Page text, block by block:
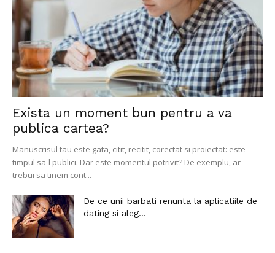
Exista un moment bun pentru a va
publica cartea?
Manuscrisul tau este gata, citit, recitit, corectat si proiectat: este
timpul sa-l publici. Dar este momentul potrivit? De exemplu, ar
trebui sa tinem cont...
De ce unii barbati renunta la aplicatiile de
dating si aleg...